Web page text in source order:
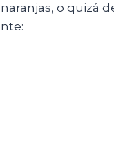
o quizá